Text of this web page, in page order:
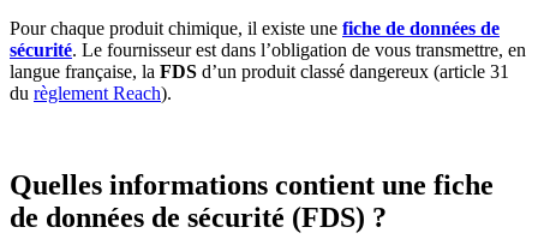
Pour chaque produit chimique, il existe une fiche de données de
sécurité. Le fournisseur est dans l’obligation de vous transmettre, en
langue française, la FDS d’un produit classé dangereux (article 31
du règlement Reach).
Quelles informations contient une fiche
de données de sécurité (FDS) ?